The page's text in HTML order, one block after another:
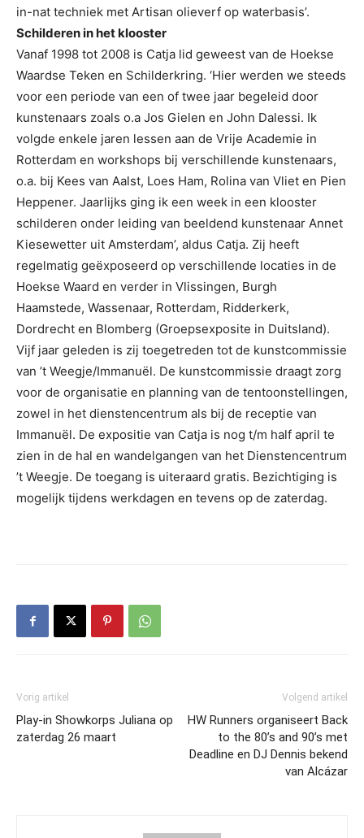
in-nat techniek met Artisan olieverf op waterbasis’.
Schilderen in het klooster
Vanaf 1998 tot 2008 is Catja lid geweest van de Hoekse
Waardse Teken en Schilderkring. ‘Hier werden we steeds
voor een periode van een of twee jaar begeleid door
kunstenaars zoals o.a Jos Gielen en John Dalessi. Ik
volgde enkele jaren lessen aan de Vrije Academie in
Rotterdam en workshops bij verschillende kunstenaars,
o.a. bij Kees van Aalst, Loes Ham, Rolina van Vliet en Pien
Heppener. Jaarlijks ging ik een week in een klooster
schilderen onder leiding van beeldend kunstenaar Annet
Kiesewetter uit Amsterdam’, aldus Catja. Zij heeft
regelmatig geëxposeerd op verschillende locaties in de
Hoekse Waard en verder in Vlissingen, Burgh
Haamstede, Wassenaar, Rotterdam, Ridderkerk,
Dordrecht en Blomberg (Groepsexposite in Duitsland).
Vijf jaar geleden is zij toegetreden tot de kunstcommissie
van ’t Weegje/Immanuël. De kunstcommissie draagt zorg
voor de organisatie en planning van de tentoonstellingen,
zowel in het dienstencentrum als bij de receptie van
Immanuël. De expositie van Catja is nog t/m half april te
zien in de hal en wandelgangen van het Dienstencentrum
’t Weegje. De toegang is uiteraard gratis. Bezichtiging is
mogelijk tijdens werkdagen en tevens op de zaterdag.
Vorig artikel
Play-in Showkorps Juliana op
zaterdag 26 maart
Volgend artikel
HW Runners organiseert Back
to the 80’s and 90’s met
Deadline en DJ Dennis bekend
van Alcázar